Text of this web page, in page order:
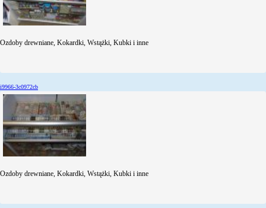
Ozdoby drewniane, Kokardki, Wstążki, Kubki i inne
i9966-3c0972cb
Ozdoby drewniane, Kokardki, Wstążki, Kubki i inne